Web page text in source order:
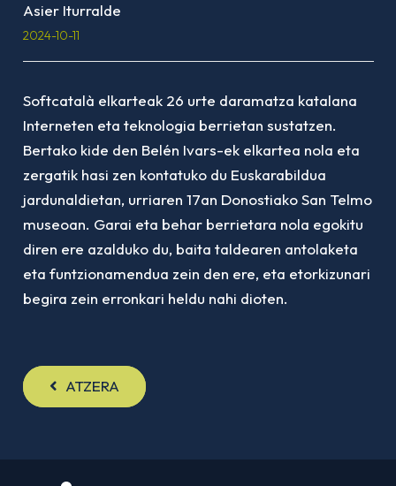
Asier Iturralde
2024-10-11
Softcatalà elkarteak 26 urte daramatza katalana
Interneten eta teknologia berrietan sustatzen.
Bertako kide den Belén Ivars-ek elkartea nola eta
zergatik hasi zen kontatuko du Euskarabildua
jardunaldietan, urriaren 17an Donostiako San Telmo
museoan. Garai eta behar berrietara nola egokitu
diren ere azalduko du, baita taldearen antolaketa
eta funtzionamendua zein den ere, eta etorkizunari
begira zein erronkari heldu nahi dioten.
ATZERA